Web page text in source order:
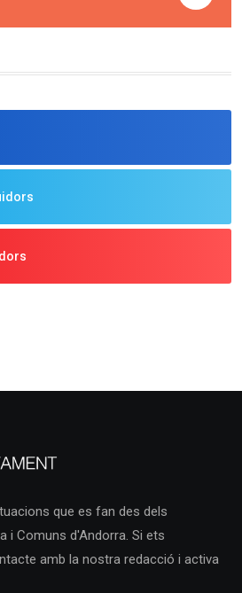
que es fan des dels
i Comuns d'Andorra. Si ets
amb la nostra redacció i activa